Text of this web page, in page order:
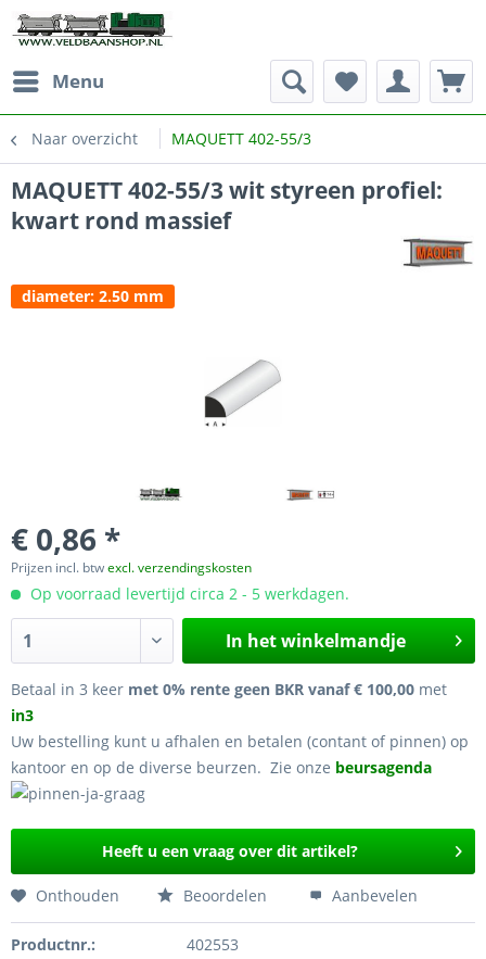
Menu
Naar overzicht MAQUETT 402-55/3
MAQUETT 402-55/3 wit styreen profiel:
kwart rond massief
diameter: 2.50 mm
€ 0,86 *
Prijzen incl. btwexcl. verzendingskosten
Op voorraad levertijd circa 2 - 5 werkdagen.
In het winkelmandje
Betaal in 3 keer met 0% rente geen BKR vanaf € 100,00 met
in3
Uw bestelling kunt u afhalen en betalen (contant of pinnen) op
kantoor en op de diverse beurzen. Zie onze beursagenda
Heeft u een vraag over dit artikel?
Onthouden Beoordelen Aanbevelen
Productnr.:
402553